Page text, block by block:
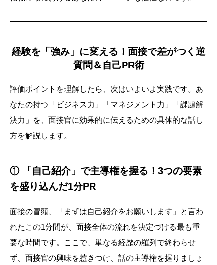
経験を「強み」に変える！面接で差がつく逆
質問＆自己PR術
評価ポイントを理解したら、次はいよいよ実践です。あ
なたの持つ「ビジネス力」「マネジメント力」「課題解
決力」を、面接官に効果的に伝えるための具体的な話し
方を解説します。
① 「自己紹介」で主導権を握る！3つの要素
を盛り込んだ1分PR
面接の冒頭、「まずは自己紹介をお願いします」と言わ
れたこの1分間が、面接全体の流れを決定づける最も重
要な時間です。ここで、単なる経歴の羅列で終わらせ
ず、面接官の興味を惹きつけ、話の主導権を握りましょ